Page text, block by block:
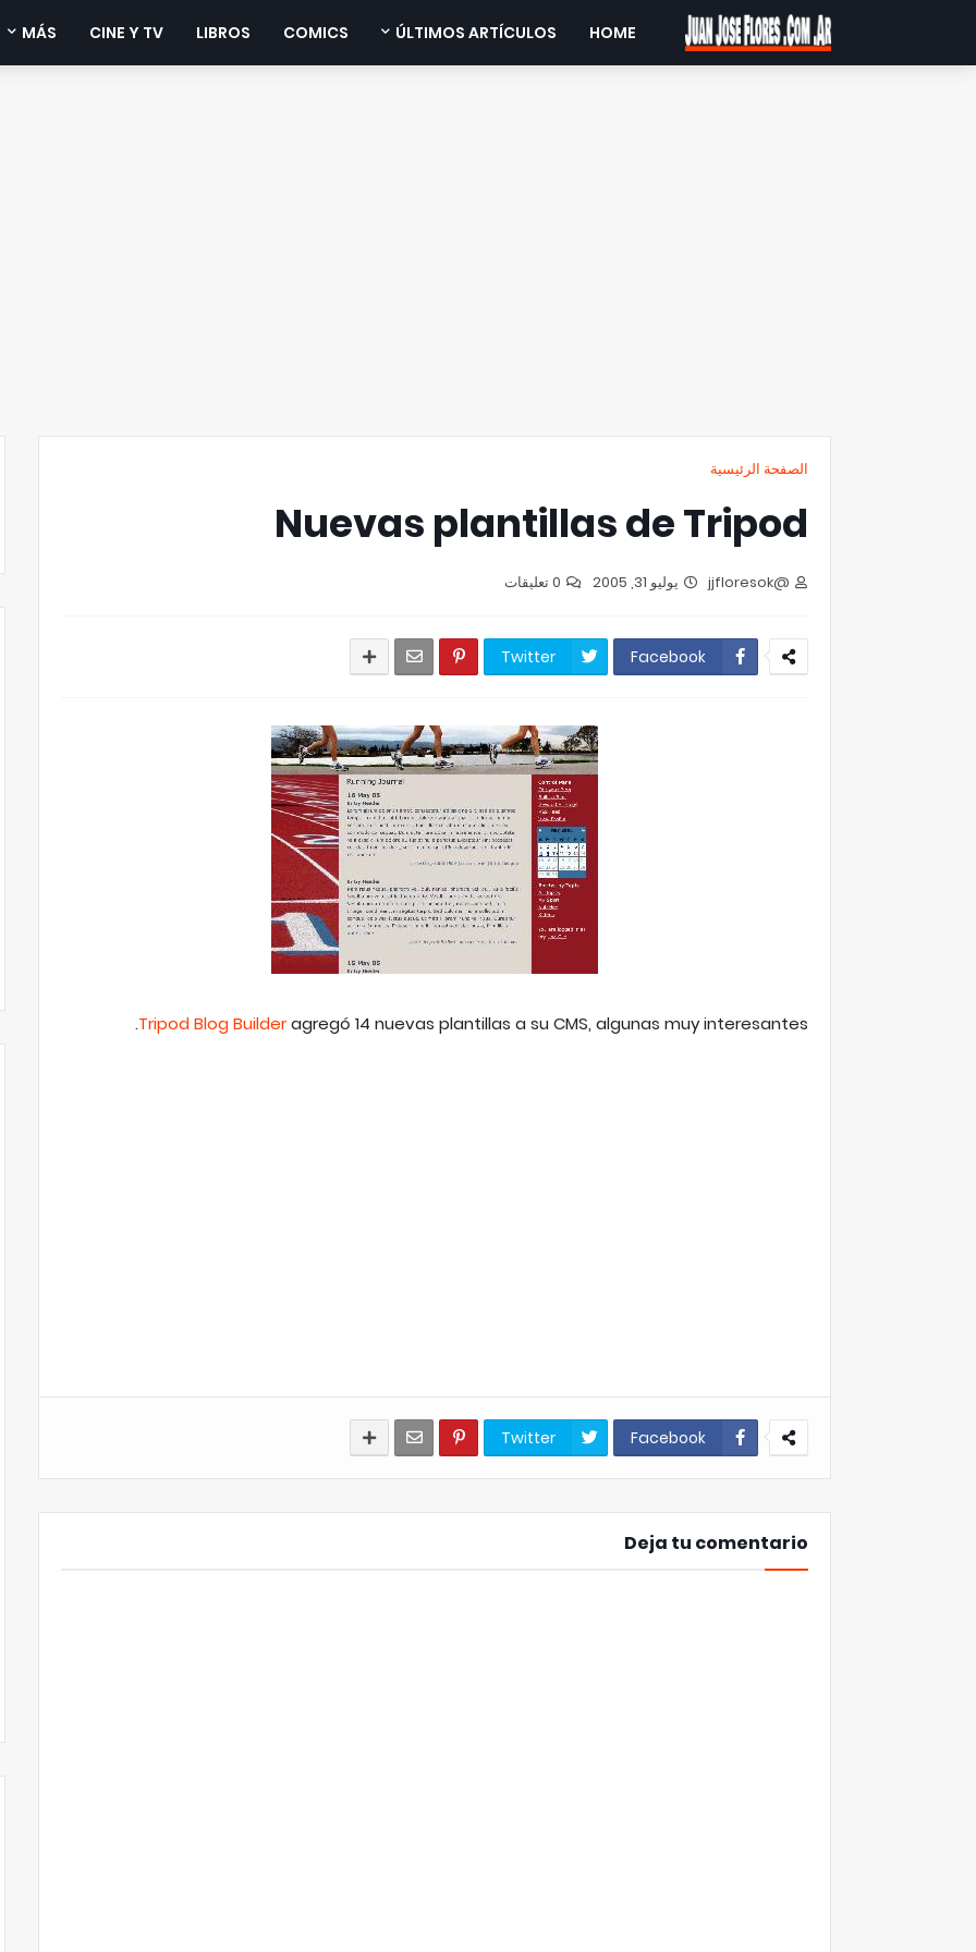
HOME
ÚLTIMOS ARTÍCULOS
COMICS
LIBROS
CINE Y TV
MÁS
الصفحة الرئيسية
Nuevas plantillas de Tripod
@jjfloresok يوليو 31, 2005 0 تعليقات
Facebook
Twitter
Tripod Blog Builderagregó 14 nuevas plantillas a su CMS, algunas muy interesantes.
Facebook
Twitter
Deja tu comentario